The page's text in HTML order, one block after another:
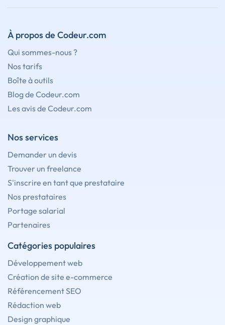
À propos de Codeur.com
Qui sommes-nous ?
Nos tarifs
Boîte à outils
Blog de Codeur.com
Les avis de Codeur.com
Nos services
Demander un devis
Trouver un freelance
S'inscrire en tant que prestataire
Nos prestataires
Portage salarial
Partenaires
Catégories populaires
Développement web
Création de site e-commerce
Référencement SEO
Rédaction web
Design graphique